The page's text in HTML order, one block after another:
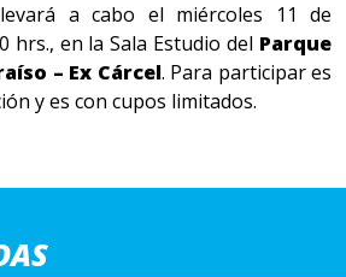
a cabo el miércoles 11 de
hrs., en la Sala Estudio del Parque
– Ex Cárcel. Para participar es
y es con cupos limitados.